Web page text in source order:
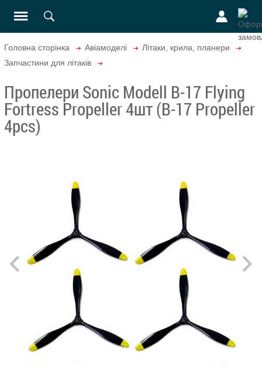
Головна сторінка Авіамоделі
Літаки, крила, планери
Запчастини для літаків
Пропелери Sonic Modell B-17 Flying
Fortress Propeller 4шт (B-17 Propeller
4pcs)